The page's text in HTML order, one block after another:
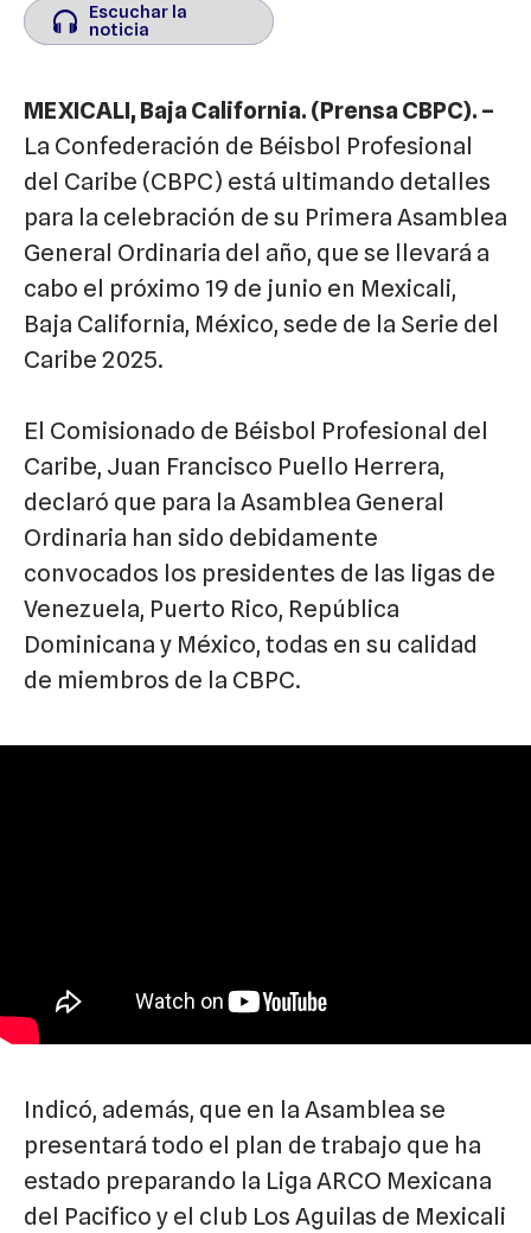
Escuchar la
noticia
Escuchar la
noticia
MEXICALI, Baja California. (Prensa CBPC). –
La Confederación de Béisbol Profesional
del Caribe (CBPC) está ultimando detalles
para la celebración de su Primera Asamblea
General Ordinaria del año, que se llevará a
cabo el próximo 19 de junio en Mexicali,
Baja California, México, sede de la Serie del
Caribe 2025.
El Comisionado de Béisbol Profesional del
Caribe, Juan Francisco Puello Herrera,
declaró que para la Asamblea General
Ordinaria han sido debidamente
convocados los presidentes de las ligas de
Venezuela, Puerto Rico, República
Dominicana y México, todas en su calidad
de miembros de la CBPC.
Indicó, además, que en la Asamblea se
presentará todo el plan de trabajo que ha
estado preparando la Liga ARCO Mexicana
del Pacifico y el club Los Aguilas de Mexicali